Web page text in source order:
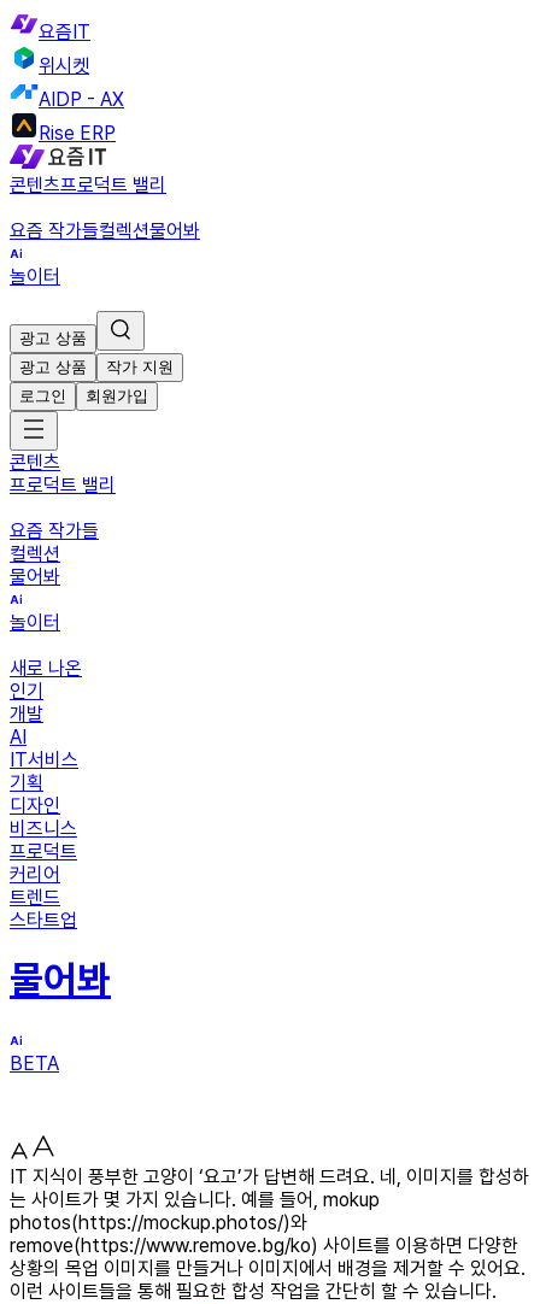
요즘IT
위시켓
AIDP - AX
Rise ERP
콘텐츠프로덕트 밸리
요즘 작가들컬렉션물어봐
놀이터
광고 상품
광고 상품
작가 지원
로그인
회원가입
콘텐츠
프로덕트 밸리
요즘 작가들
컬렉션
물어봐
놀이터
새로 나온
인기
개발
AI
IT서비스
기획
디자인
비즈니스
프로덕트
커리어
트렌드
스타트업
물어봐
BETA
IT 지식이 풍부한 고양이 ‘요고’가 답변해 드려요. 네, 이미지를 합성하
는 사이트가 몇 가지 있습니다. 예를 들어, mokup
photos(https://mockup.photos/)와
remove(https://www.remove.bg/ko) 사이트를 이용하면 다양한
상황의 목업 이미지를 만들거나 이미지에서 배경을 제거할 수 있어요.
이런 사이트들을 통해 필요한 합성 작업을 간단히 할 수 있습니다.